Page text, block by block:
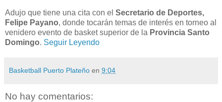
Adujo que tiene una cita con el Secretario de Deportes,
Felipe Payano, donde tocarán temas de interés en torneo al
venidero evento de basket superior de la Provincia Santo
Domingo. Seguir Leyendo
Basketball Puerto Plateño en 9:04
No hay comentarios: